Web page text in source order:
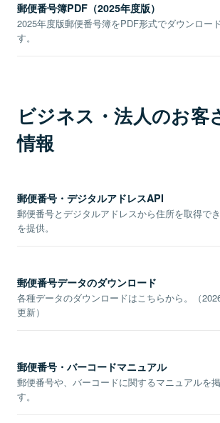
郵便番号簿PDF（2025年度版）
2025年度版郵便番号簿をPDF形式でダウンロー
す。
ビジネス・法人のお客
情報
郵便番号・デジタルアドレスAPI
郵便番号とデジタルアドレスから住所を取得で
を提供。
郵便番号データのダウンロード
各種データのダウンロードはこちらから。（
更新）
郵便番号・バーコードマニュアル
郵便番号や、バーコードに関するマニュアルを
す。